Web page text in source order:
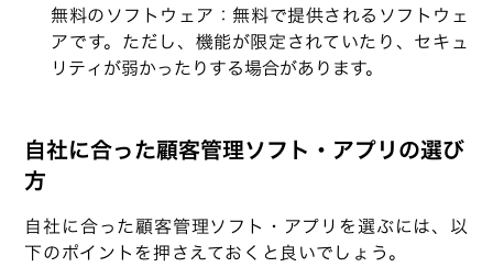
無料のソフトウェア：無料で提供されるソフトウェ
アです。ただし、機能が限定されていたり、セキュ
リティが弱かったりする場合があります。
自社に合った顧客管理ソフト・アプリの選び
方
自社に合った顧客管理ソフト・アプリを選ぶには、以
下のポイントを押さえておくと良いでしょう。